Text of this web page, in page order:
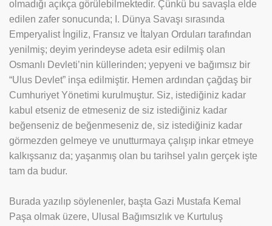
olmadığı açıkça görülebilmektedir. Çünkü bu savaşla elde
edilen zafer sonucunda; I. Dünya Savaşı sırasında
Emperyalist İngiliz, Fransız ve İtalyan Orduları tarafından
yenilmiş; deyim yerindeyse adeta esir edilmiş olan
Osmanlı Devleti’nin küllerinden; yepyeni ve bağımsız bir
“Ulus Devlet” inşa edilmiştir. Hemen ardından çağdaş bir
Cumhuriyet Yönetimi kurulmuştur. Siz, istediğiniz kadar
kabul etseniz de etmeseniz de siz istediğiniz kadar
beğenseniz de beğenmeseniz de, siz istediğiniz kadar
görmezden gelmeye ve unutturmaya çalışıp inkar etmeye
kalkışsanız da; yaşanmış olan bu tarihsel yalın gerçek işte
tam da budur.
Burada yazılıp söylenenler, başta Gazi Mustafa Kemal
Paşa olmak üzere, Ulusal Bağımsızlık ve Kurtuluş